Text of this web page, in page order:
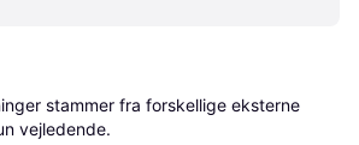
stammer fra forskellige eksterne
vejledende.